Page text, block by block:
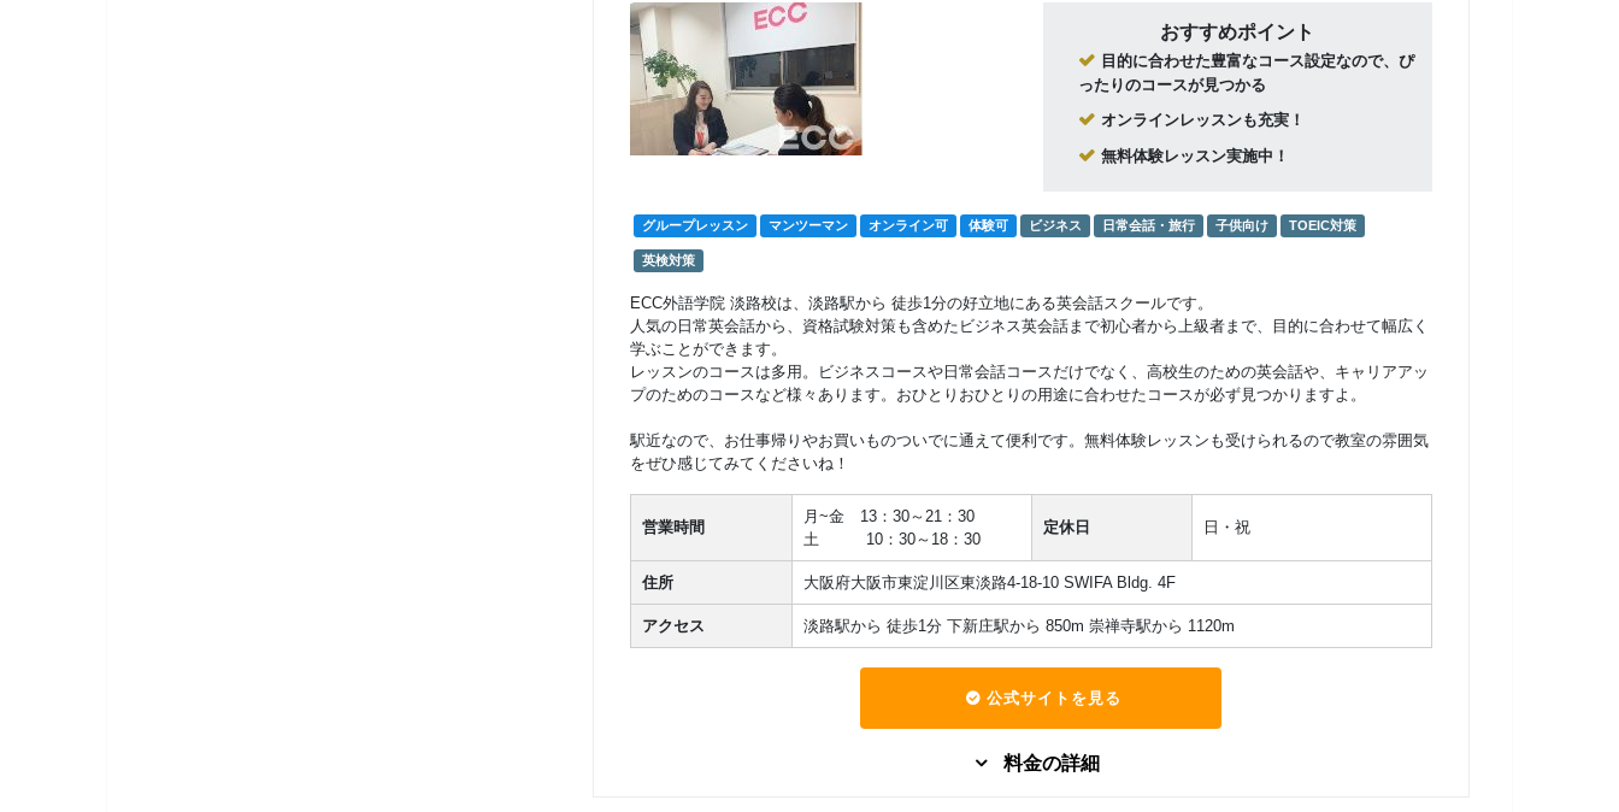
おすすめポイント
目的に合わせた豊富なコース設定なので、ぴ
ったりのコースが見つかる
オンラインレッスンも充実！
無料体験レッスン実施中！
グループレッスン マンツーマン オンライン可 体験可 ビジネス 日常会話・旅行 子供向け TOEIC対策
英検対策
ECC外語学院 淡路校は、淡路駅から 徒歩1分の好立地にある英会話スクールです。
人気の日常英会話から、資格試験対策も含めたビジネス英会話まで初心者から上級者まで、目的に合わせて幅広く
学ぶことができます。
レッスンのコースは多用。ビジネスコースや日常会話コースだけでなく、高校生のための英会話や、キャリアアッ
プのためのコースなど様々あります。おひとりおひとりの用途に合わせたコースが必ず見つかりますよ。
駅近なので、お仕事帰りやお買いものついでに通えて便利です。無料体験レッスンも受けられるので教室の雰囲気
をぜひ感じてみてくださいね！
営業時間
月~金 13：30～21：30
土 10：30～18：30
定休日 日・祝
住所 大阪府大阪市東淀川区東淡路4-18-10 SWIFA Bldg. 4F
アクセス 淡路駅から 徒歩1分 下新庄駅から 850m 崇禅寺駅から 1120m
公式サイトを見る
料金の詳細